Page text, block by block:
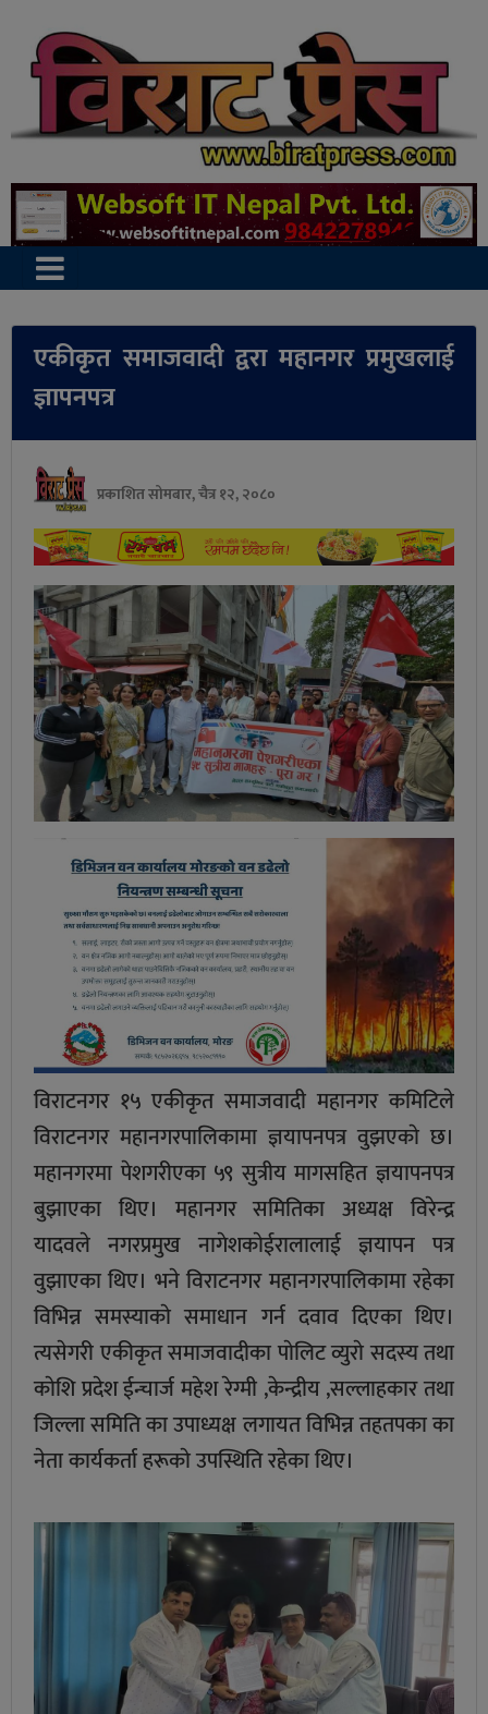
एकीकृत समाजवादी द्वरा महानगर प्रमुखलाई
ज्ञापनपत्र
प्रकाशित सोमबार, चैत्र १२, २०८०
विराटनगर १५ एकीकृत समाजवादी महानगर कमिटिले
विराटनगर महानगरपालिकामा ज्ञयापनपत्र वुझएकाे छ।
महानगरमा पेशगरीएका ५९ सुत्रीय मागसहित ज्ञयापनपत्र
बुझाएका थिए। महानगर समितिका अध्यक्ष विरेन्द्र
यादवले नगरप्रमुख नागेशकाेईरालालाई ज्ञयापन पत्र
वुझाएका थिए। भने विराटनगर महानगरपालिकामा रहेका
विभिन्न समस्याकाे समाधान गर्न दवाव दिएका थिए।
त्यसेगरी एकीकृत समाजवादीका पाेलिट व्युराे सदस्य तथा
काेशि प्रदेश ईन्चार्ज महेश रेग्मी ,केन्द्रीय ,सल्लाहकार तथा
जिल्ला समिति का उपाध्यक्ष लगायत विभिन्न तहतपका का
नेता कार्यकर्ता हरूकाे उपस्थिति रहेका थिए।